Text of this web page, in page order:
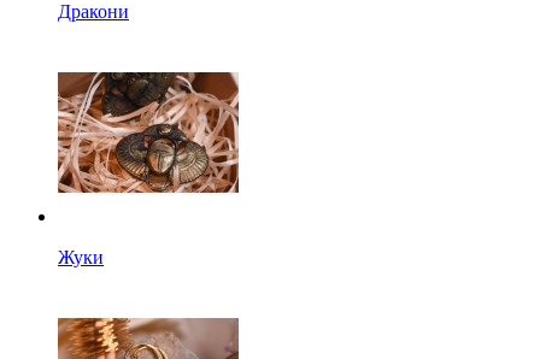
Дракони
Жуки